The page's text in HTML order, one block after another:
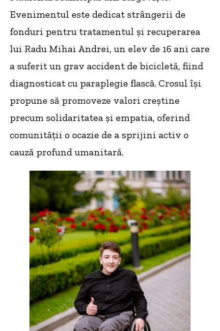
Evenimentul este dedicat strângerii de
fonduri pentru tratamentul și recuperarea
lui Radu Mihai Andrei, un elev de 16 ani care
a suferit un grav accident de bicicletă, fiind
diagnosticat cu paraplegie flască. Crosul își
propune să promoveze valori creștine
precum solidaritatea și empatia, oferind
comunității o ocazie de a sprijini activ o
cauză profund umanitară.